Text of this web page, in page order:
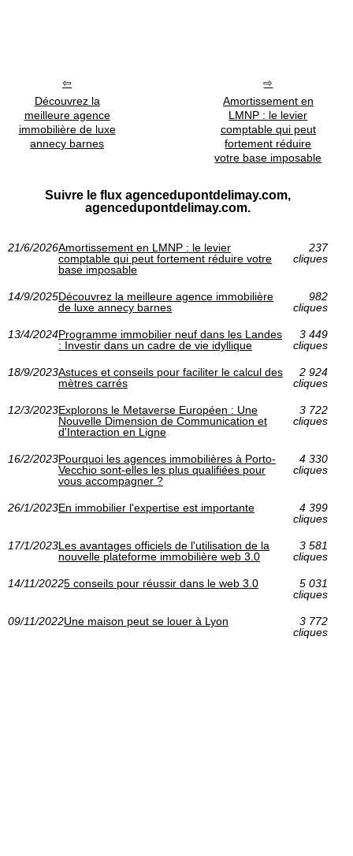
Découvrez la
meilleure agence
immobilière de luxe
annecy barnes
Amortissement en
LMNP : le levier
comptable qui peut
fortement réduire
votre base imposable
Suivre le flux agencedupontdelimay.com,
agencedupontdelimay.com.
21/6/2026Amortissement en LMNP : le levier
comptable qui peut fortement réduire votre
base imposable
237
cliques
14/9/2025Découvrez la meilleure agence immobilière
de luxe annecy barnes
982
cliques
13/4/2024Programme immobilier neuf dans les Landes
: Investir dans un cadre de vie idyllique
3 449
cliques
18/9/2023Astuces et conseils pour faciliter le calcul des
mètres carrés
2 924
cliques
12/3/2023Explorons le Metaverse Européen : Une
Nouvelle Dimension de Communication et
d'Interaction en Ligne
3 722
cliques
16/2/2023Pourquoi les agences immobilières à Porto-
Vecchio sont-elles les plus qualifiées pour
vous accompagner ?
4 330
cliques
26/1/2023En immobilier l'expertise est importante
4 399
cliques
17/1/2023Les avantages officiels de l'utilisation de la
nouvelle plateforme immobilière web 3.0
3 581
cliques
14/11/20225 conseils pour réussir dans le web 3.0
5 031
cliques
09/11/2022Une maison peut se louer à Lyon
3 772
cliques